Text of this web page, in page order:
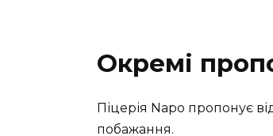
Окремі
Піцерія Napo пропонує
побажання.